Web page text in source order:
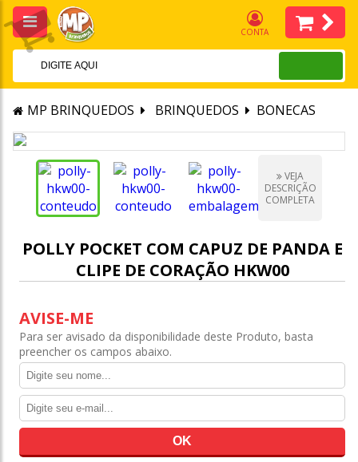
CONTA
MP BRINQUEDOS BRINQUEDOS BONECAS
VEJA
DESCRIÇÃO
COMPLETA
POLLY POCKET COM CAPUZ DE PANDA E
CLIPE DE CORAÇÃO HKW00
AVISE-ME
Para ser avisado da disponibilidade deste Produto, basta
preencher os campos abaixo.